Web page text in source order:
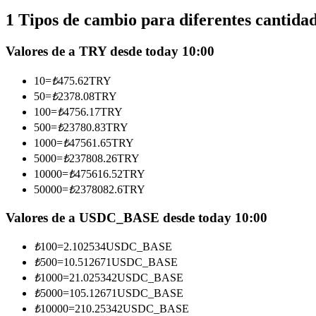
Futuros que utilizan USDC como garantía
Copiar Trading
Únete a los mejores traders
1 Tipos de cambio para diferentes
Valores de a TRY desde today 10:00
10=₺475.62TRY
50=₺2378.08TRY
100=₺4756.17TRY
500=₺23780.83TRY
1000=₺47561.65TRY
5000=₺237808.26TRY
10000=₺475616.52TRY
50000=₺2378082.6TRY
Valores de a USDC_BASE desde today 10:00
₺100=2.102534USDC_BASE
₺500=10.512671USDC_BASE
₺1000=21.025342USDC_BASE
₺5000=105.12671USDC_BASE
₺10000=210.25342USDC_BASE